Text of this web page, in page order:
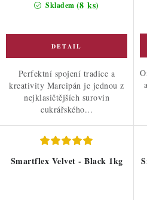
Skladem (8 ks)
Perfektní spojení tradice a
kreativity Marcipán je jednou z
nejklasičtějších surovin
cukrářského...
Smartflex Velvet - Black 1kg